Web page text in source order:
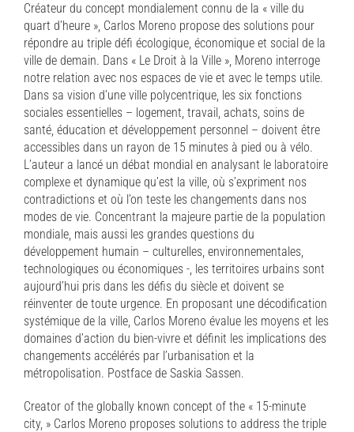
Créateur du concept mondialement connu de la « ville du
quart d’heure », Carlos Moreno propose des solutions pour
répondre au triple défi écologique, économique et social de la
ville de demain. Dans « Le Droit à la Ville », Moreno interroge
notre relation avec nos espaces de vie et avec le temps utile.
Dans sa vision d’une ville polycentrique, les six fonctions
sociales essentielles – logement, travail, achats, soins de
santé, éducation et développement personnel – doivent être
accessibles dans un rayon de 15 minutes à pied ou à vélo.
L’auteur a lancé un débat mondial en analysant le laboratoire
complexe et dynamique qu’est la ville, où s’expriment nos
contradictions et où l’on teste les changements dans nos
modes de vie. Concentrant la majeure partie de la population
mondiale, mais aussi les grandes questions du
développement humain – culturelles, environnementales,
technologiques ou économiques -, les territoires urbains sont
aujourd’hui pris dans les défis du siècle et doivent se
réinventer de toute urgence. En proposant une décodification
systémique de la ville, Carlos Moreno évalue les moyens et les
domaines d’action du bien-vivre et définit les implications des
changements accélérés par l’urbanisation et la
métropolisation. Postface de Saskia Sassen.
Creator of the globally known concept of the « 15-minute
city, » Carlos Moreno proposes solutions to address the triple